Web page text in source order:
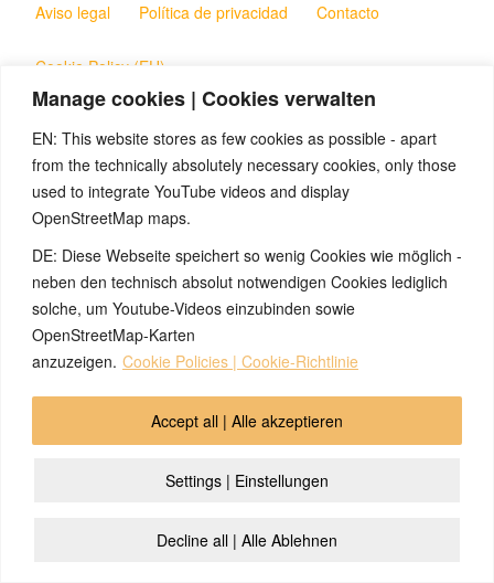
Manage cookies | Cookies verwalten
EN: This website stores as few cookies as possible - apart
from the technically absolutely necessary cookies, only those
used to integrate YouTube videos and display
OpenStreetMap maps.
DE: Diese Webseite speichert so wenig Cookies wie möglich -
neben den technisch absolut notwendigen Cookies lediglich
solche, um Youtube-Videos einzubinden sowie
OpenStreetMap-Karten
anzuzeigen. Cookie Policies | Cookie-Richtlinie
Settings | Einstellungen
Decline all | Alle Ablehnen
Accept all | Alle akzeptieren
Aviso legal
Política de privacidad Contacto
Cookie Policy (EU)